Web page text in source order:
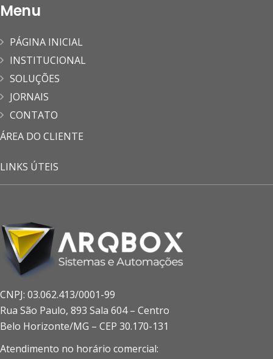
Menu
PÁGINA INICIAL
INSTITUCIONAL
SOLUÇÕES
JORNAIS
CONTATO
ÁREA DO CLIENTE
LINKS ÚTEIS
CNPJ: 03.062.413/0001-99
Rua São Paulo, 893 Sala 604 – Centro
Belo Horizonte/MG – CEP 30.170-131
Atendimento no horário comercial: